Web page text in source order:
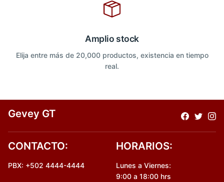
Amplio stock
Elija entre más de 20,000 productos, existencia en tiempo
real.
Gevey GT
CONTACTO:
PBX: +502 4444-4444
HORARIOS:
Lunes a Viernes:
9:00 a 18:00 hrs